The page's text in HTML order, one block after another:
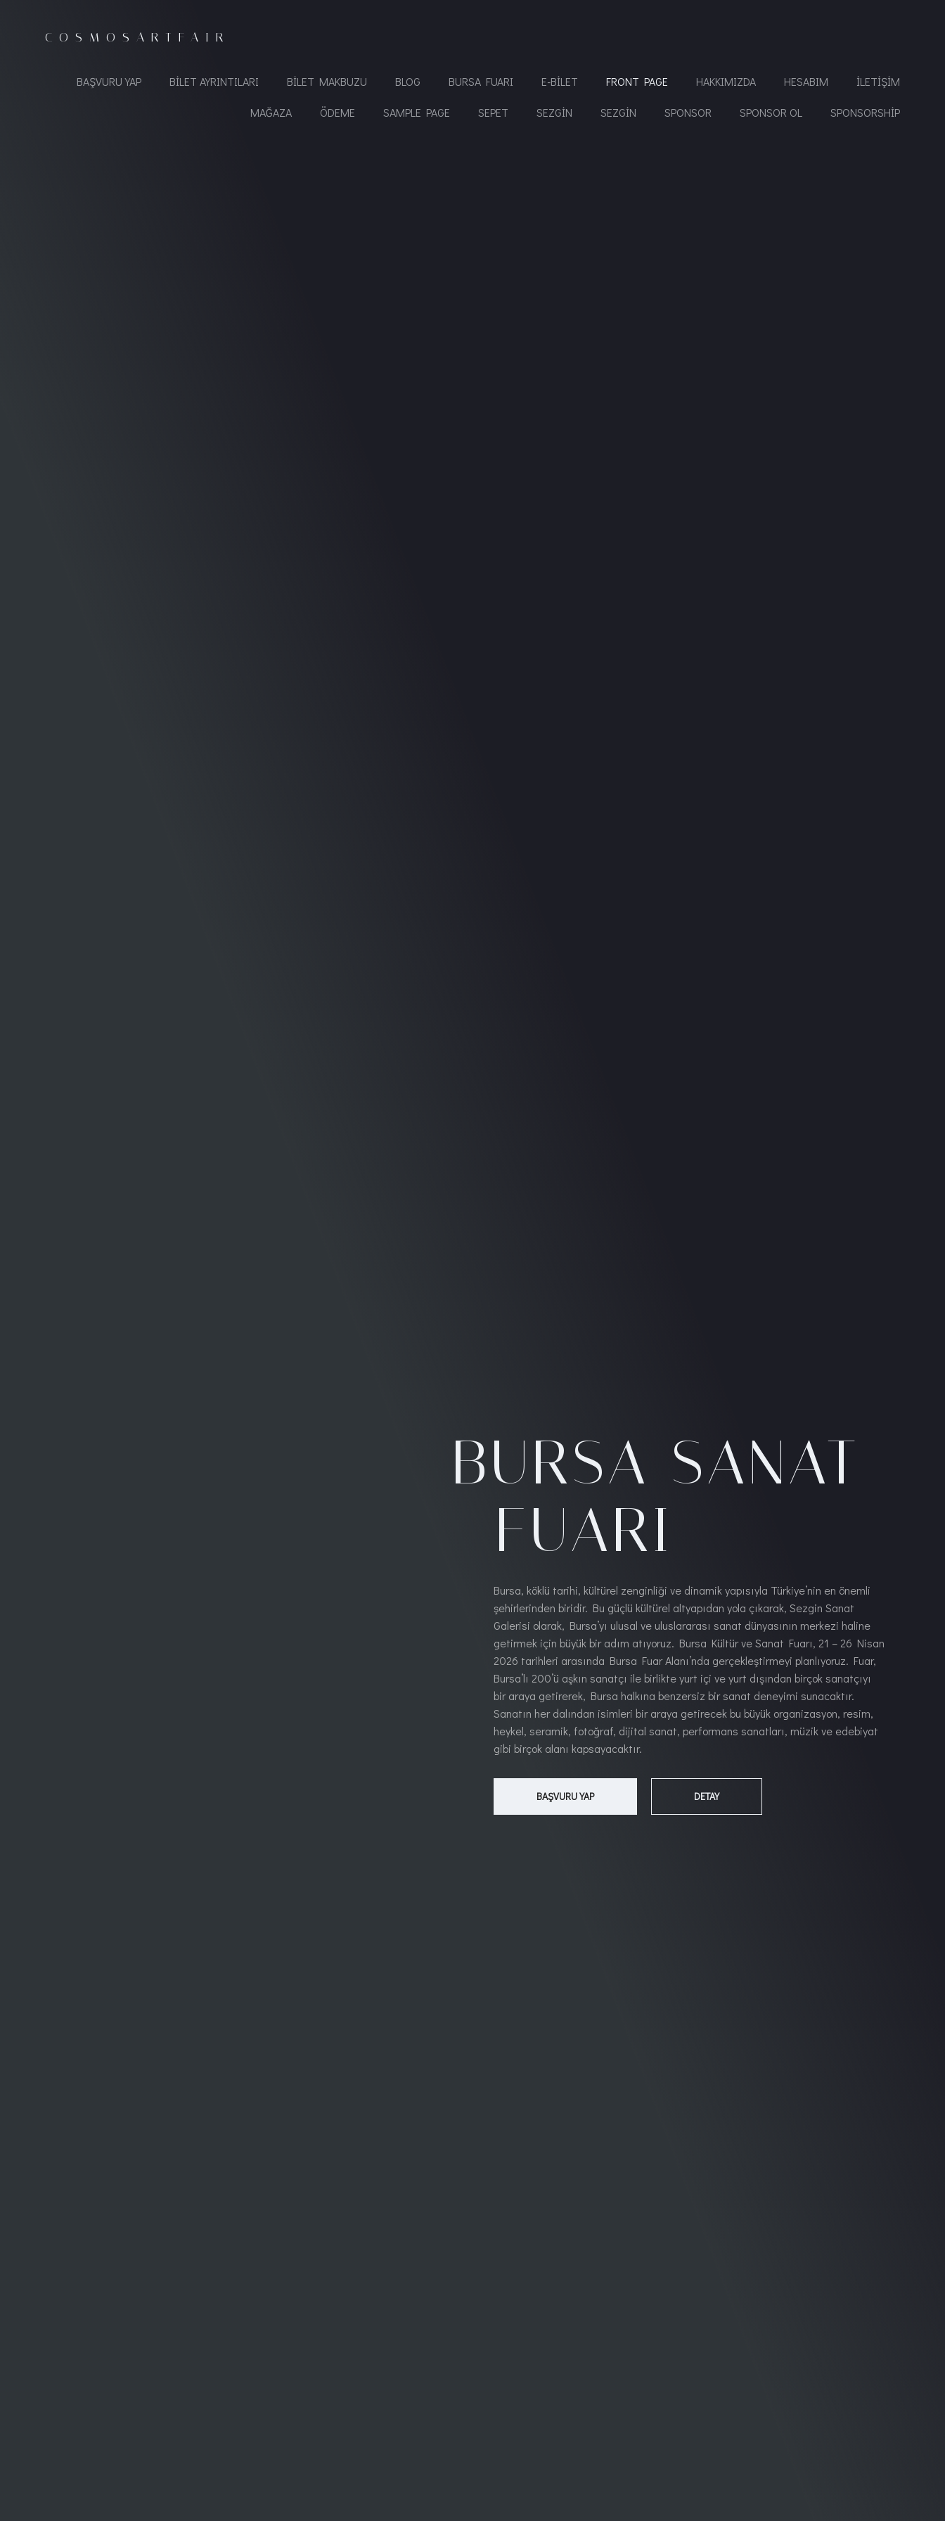
COSMOSARTFAIR
BAŞVURU YAP BILET AYRINTILARI BILET MAKBUZU BLOG BURSA FUARI E-BILET FRONT PAGE HAKKIMIZDA HESABIM İLETIŞIM
MAĞAZA ÖDEME SAMPLE PAGE SEPET SEZGIN SEZGİN SPONSOR SPONSOR OL SPONSORSHIP
BURSA SANAT
FUARI
Bursa, köklü tarihi, kültürel zenginliği ve dinamik yapısıyla Türkiye’nin en önemli
şehirlerinden biridir. Bu güçlü kültürel altyapıdan yola çıkarak, Sezgin Sanat
Galerisi olarak, Bursa’yı ulusal ve uluslararası sanat dünyasının merkezi haline
getirmek için büyük bir adım atıyoruz. Bursa Kültür ve Sanat Fuarı, 21 – 26 Nisan
2026 tarihleri arasında Bursa Fuar Alanı’nda gerçekleştirmeyi planlıyoruz. Fuar,
Bursa’lı 200’ü aşkın sanatçı ile birlikte yurt içi ve yurt dışından birçok sanatçıyı
bir araya getirerek, Bursa halkına benzersiz bir sanat deneyimi sunacaktır.
Sanatın her dalından isimleri bir araya getirecek bu büyük organizasyon, resim,
heykel, seramik, fotoğraf, dijital sanat, performans sanatları, müzik ve edebiyat
gibi birçok alanı kapsayacaktır.
BAŞVURU YAP DETAY